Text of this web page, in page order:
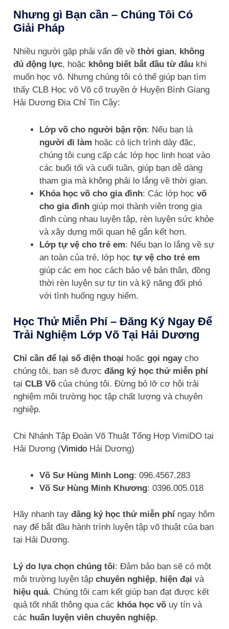
Nhưng gì Bạn cần – Chúng Tôi Có
Giải Pháp
Nhiều người gặp phải vấn đề vềthời gian, không
đủ động lực, hoặc không biết bắt đầu từ đâu khi
muốn học võ. Nhưng chúng tôi có thể giúp bạn tìm
thấy CLB Học võ Võ cổ truyền ở Huyện Bình Giang
Hải Dương Địa Chỉ Tin Cậy:
Lớp võ cho người bận rộn: Nếu bạn là
người đi làm hoặc có lịch trình dày đặc,
chúng tôi cung cấp các lớp học linh hoạt vào
các buổi tối và cuối tuần, giúp bạn dễ dàng
tham gia mà không phải lo lắng về thời gian.
Khóa học võ cho gia đình: Các lớp họcvõ
cho gia đình giúp mọi thành viên trong gia
đình cùng nhau luyện tập, rèn luyện sức khỏe
và xây dựng mối quan hệ gắn kết hơn.
Lớp tự vệ cho trẻ em: Nếu bạn lo lắng về sự
an toàn của trẻ, lớp họctự vệ cho trẻ em
giúp các em học cách bảo vệ bản thân, đồng
thời rèn luyện sự tự tin và kỹ năng đối phó
với tình huống nguy hiểm.
Học Thử Miễn Phí – Đăng Ký Ngay Để
Trải Nghiệm Lớp Võ Tại Hải Dương
Chỉ cần để lại số điện thoại hoặcgọi ngaycho
chúng tôi, bạn sẽ đượcđăng ký học thử miễn phí
tạiCLB Võ của chúng tôi. Đừng bỏ lỡ cơ hội trải
nghiệm môi trường học tập chất lượng và chuyên
nghiệp.
Chi Nhánh Tập Đoàn Võ Thuật Tổng Hợp VimiDO tại
Hải Dương (Vimido Hải Dương)
Võ Sư Hùng Minh Long: 096.4567.283
Võ Sư Hùng Minh Khương: 0396.005.018
Hãy nhanh tayđăng ký học thử miễn phí ngay hôm
nay để bắt đầu hành trình luyện tập võ thuật của bạn
tại Hải Dương.
Lý do lựa chọn chúng tôi: Đảm bảo bạn sẽ có một
môi trường luyện tậpchuyên nghiệp, hiện đại và
hiệu quả. Chúng tôi cam kết giúp bạn đạt được kết
quả tốt nhất thông qua các khóa học võ uy tín và
các huấn luyện viên chuyên nghiệp.